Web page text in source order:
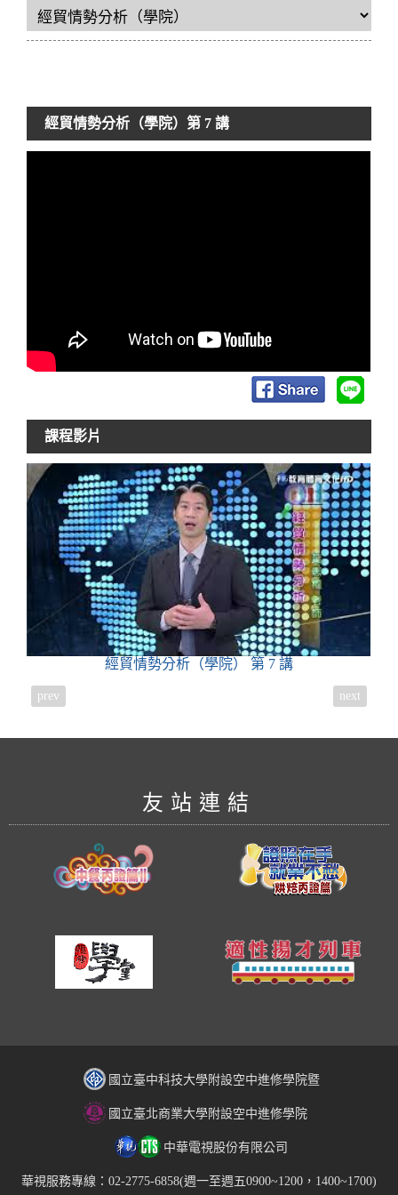
經貿情勢分析（學院）第 7 講
課程影片
經貿情勢分析（學院） 第 7 講
prev next
友站連結
國立臺中科技大學附設空中進修學院暨
國立臺北商業大學附設空中進修學院
中華電視股份有限公司
華視服務專線：02-2775-6858(週一至週五0900~1200，1400~1700)